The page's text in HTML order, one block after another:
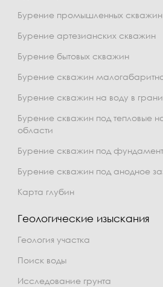
Бурение промышленных скважин
Бурение артезианских скважин
Бурение бытовых скважин
Бурение скважин
Бурение скважин на воду в
Бурение скважин под тепловые
области
Бурение скважин под фундамент
Бурение скважин под анодное
Карта глубин
Геологические изыскания
Геология участка
Поиск воды
Исследование грунта